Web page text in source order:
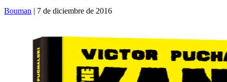
Bouman | 7 de diciembre de 2016